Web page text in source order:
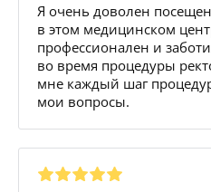
Я очень доволен
в этом медицинском
профессионален и
во время процедуры
мне каждый шаг
мои вопросы.